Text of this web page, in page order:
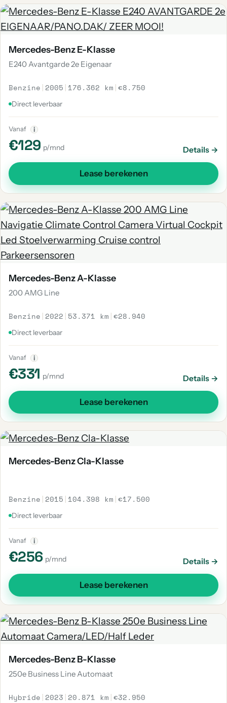
Mercedes-Benz E-Klasse
E240 Avantgarde 2e Eigenaar
Benzine | 2005 | 176.362 km |€8.750
Direct leverbaar
Vanaf i
€129 p/mnd Details →
Lease berekenen
Mercedes-Benz A-Klasse
200 AMG Line
Benzine | 2022 | 53.371 km |€28.940
Direct leverbaar
Vanaf i
€331 p/mnd Details →
Lease berekenen
Mercedes-Benz Cla-Klasse
Benzine | 2015 | 104.398 km |€17.500
Direct leverbaar
Vanaf i
€256 p/mnd Details →
Lease berekenen
Mercedes-Benz B-Klasse
250e Business Line Automaat
Hybride | 2023 | 20.871 km |€32.950